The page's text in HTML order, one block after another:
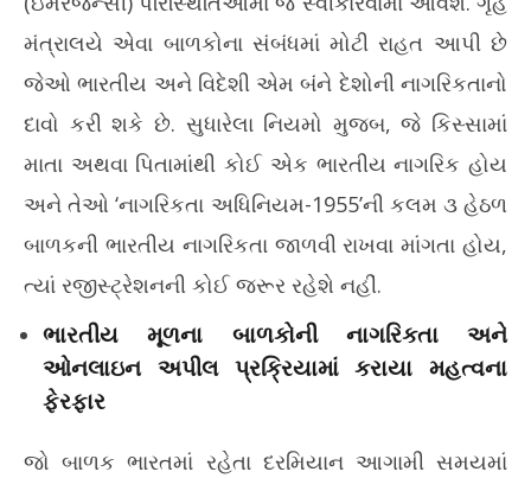
મંત્રાલયે એવા બાળકોના સંબંધમાં મોટી રાહત આપી છે
જેઓ ભારતીય અને વિદેશી એમ બંને દેશોની નાગરિકતાનો
દાવો કરી શકે છે. સુધારેલા નિયમો મુજબ, જે કિસ્સામાં
માતા અથવા પિતામાંથી કોઈ એક ભારતીય નાગરિક હોય
અને તેઓ ‘નાગરિકતા અધિનિયમ-1955’ની કલમ ૩ હેઠળ
બાળકની ભારતીય નાગરિકતા જાળવી રાખવા માંગતા હોય,
ત્યાં રજીસ્ટ્રેશનની કોઈ જરૂર રહેશે નહીં.
ભારતીય મૂળના બાળકોની નાગરિકતા અને
ઓનલાઇન અપીલ પ્રક્રિયામાં કરાયા મહત્વના
ફેરફાર
જો બાળક ભારતમાં રહેતા દરમિયાન આગામી સમયમાં